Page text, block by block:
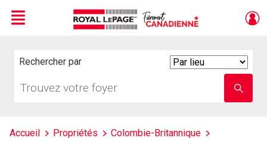
Menu
Rechercher par
votre
nom
Accueil Propriétés
Colombie-Britannique